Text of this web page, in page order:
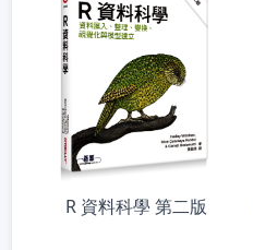
R 資料科學 第二版